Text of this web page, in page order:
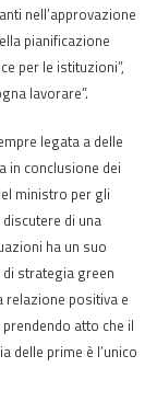
nell’approvazione
pianificazione
per le istituzioni”,
lavorare”.
legata a delle
in conclusione dei
ministro per gli
di una
ha un suo
strategia green
relazione positiva e
atto che il
delle prime è l’unico